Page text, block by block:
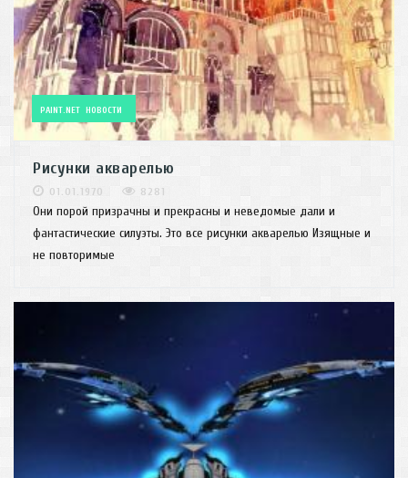
PAINT.NET НОВОСТИ
Рисунки акварелью
01.01.1970 8281
Они порой призрачны и прекрасны и неведомые дали и
фантастические силуэты. Это все рисунки акварелью Изящные и
не повторимые